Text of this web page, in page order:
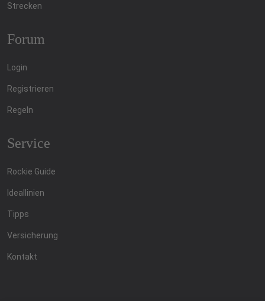
Strecken
Forum
Login
Registrieren
Regeln
Service
Rockie Guide
Ideallinien
Tipps
Versicherung
Kontakt